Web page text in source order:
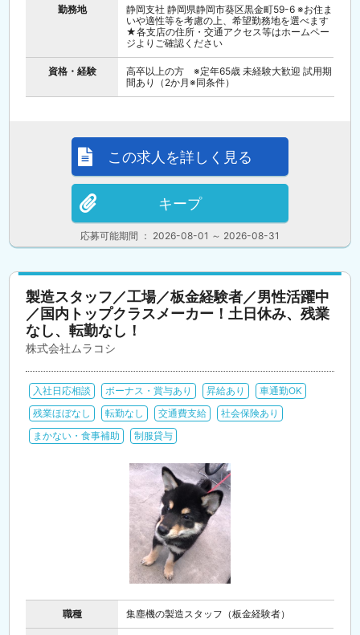
勤務地
静岡支社 静岡県静岡市葵区黒金町59-6 ※お住ま
いや適性等を考慮の上、希望勤務地を選べます
★各支店の住所・交通アクセス等はホームペー
ジよりご確認ください
資格・経験
高卒以上の方 ※定年65歳 未経験大歓迎 試用期
間あり（2か月※同条件）
応募可能期間 ： 2026-08-01 ～ 2026-08-31
この求人を詳しく見る
キープ
製造スタッフ／工場／板金経験者／男性活躍中
／国内トップクラスメーカー！土日休み、残業
なし、転勤なし！
株式会社ムラコシ
入社日応相談 ボーナス・賞与あり 昇給あり
車通勤OK
残業ほぼなし
転勤なし 交通費支給
社会保険あり
まかない・食事補助
制服貸与
職種 集塵機の製造スタッフ（板金経験者）